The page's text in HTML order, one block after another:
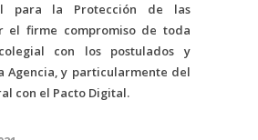
para la Protección de las
el firme compromiso de toda
con los postulados y
Agencia, y particularmente del
con el Pacto Digital.